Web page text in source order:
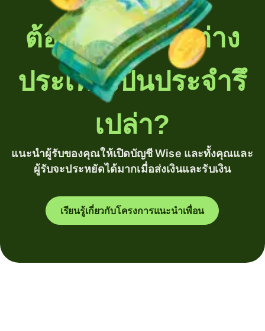
ต้องโอนเงินไปต่าง
ประเทศเป็นประจำรึ
เปล่า?
แนะนำผู้รับของคุณให้เปิดบัญชี Wise และทั้งคุณและ
ผู้รับจะประหยัดได้มากเมื่อส่งเงินและรับเงิน
เรียนรู้เกี่ยวกับโครงการแนะนำเพื่อน